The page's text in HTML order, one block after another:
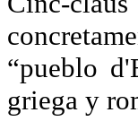
“pueblo
griega y